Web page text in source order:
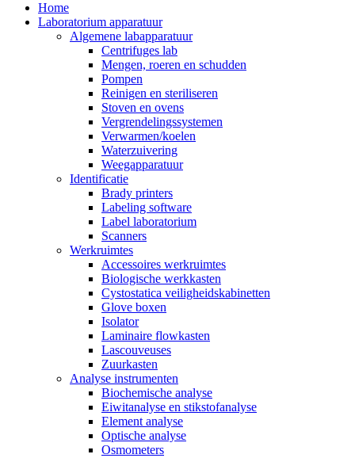
Home
Laboratorium apparatuur
Algemene labapparatuur
Centrifuges lab
Mengen, roeren en schudden
Pompen
Reinigen en steriliseren
Stoven en ovens
Vergrendelingssystemen
Verwarmen/koelen
Waterzuivering
Weegapparatuur
Identificatie
Brady printers
Labeling software
Label laboratorium
Scanners
Werkruimtes
Accessoires werkruimtes
Biologische werkkasten
Cystostatica veiligheidskabinetten
Glove boxen
Isolator
Laminaire flowkasten
Lascouveuses
Zuurkasten
Analyse instrumenten
Biochemische analyse
Eiwitanalyse en stikstofanalyse
Element analyse
Optische analyse
Osmometers